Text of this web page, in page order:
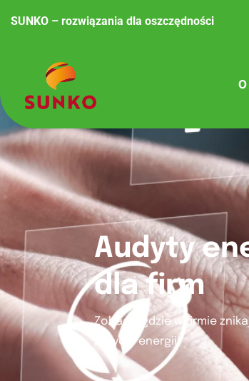
SUNKO – rozwiązania dla oszczędności
Audyty
dla firm
Zobacz, gdzie w firmie
zużycie energii!